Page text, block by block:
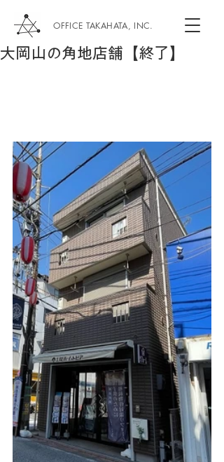
OFFICE TAKAHATA, INC.
大岡山の角地店舗【終了】